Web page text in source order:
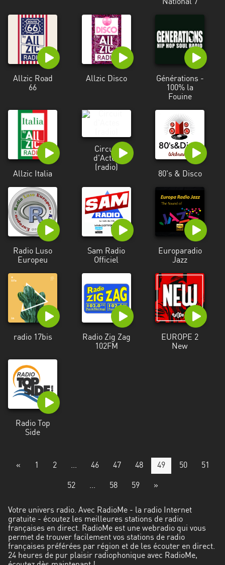
National 7
Allzic Road
66
Allzic Disco
Générations -
100% la
Fouine
Allzic Italia
Circuit
d'Actes
(radio)
80's & Disco
Radio Luso
Europeu
Sam Radio
Officiel
Europaradio
Jazz
radio 17bis
Radio Zig Zag
102FM
EUROPE 2
New
Radio Top
Side
« 1 2 ... 46 47 48 49 50 51
52 ... 58 59 »
Votre univers radio. Avec RadioMe - la radio Internet
gratuite - écoutez les meilleures stations de radio
françaises en direct. RadioMe est une webradio qui vous
permet de trouver facilement vos stations de radio
françaises préférées par région et de les écouter en direct.
24 heures de pur plaisir radiophonique avec RadioMe,